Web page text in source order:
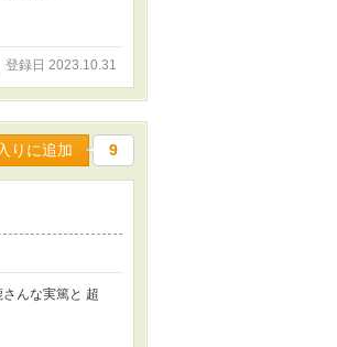
登録日 2023.10.31
りに追加 9
んな実篤と 超